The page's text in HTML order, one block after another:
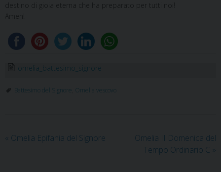
destino di gioia eterna che ha preparato per tutti noi!
Amen!
omelia_battesimo_signore
Battesimo del Signore Omelia vescovo
« Omelia Epifania del Signore
Omelia II Domenica del
Tempo Ordinario C »